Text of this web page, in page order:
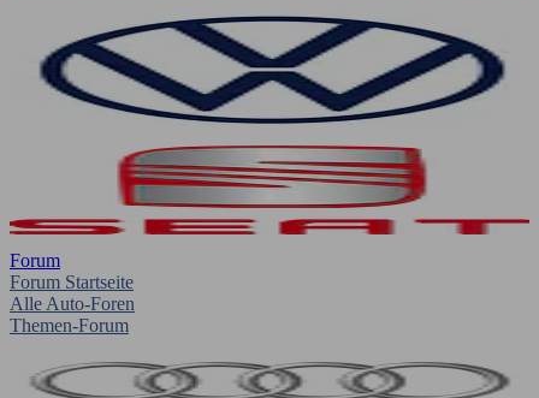
Forum
Forum Startseite
Alle Auto-Foren
Themen-Forum